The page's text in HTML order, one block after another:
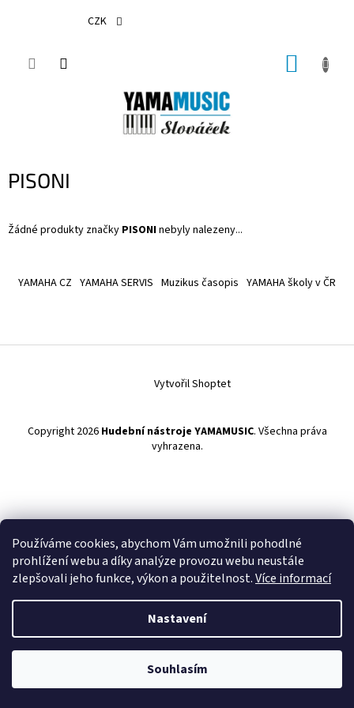
Používáme cookies, abychom Vám umožnili pohodlné
prohlížení webu a díky analýze provozu webu neustále
zlepšovali jeho funkce, výkon a použitelnost.Více informací
Nastavení
Souhlasím
CZK
PISONI
Žádné produkty značky PISONInebyly nalezeny...
í
YAMAHA CZ YAMAHA SERVIS Muzikus časopis YAMAHA školy v ČR
Vytvořil Shoptet
Copyright 2026 Hudební nástroje YAMAMUSIC. Všechna práva
vyhrazena.